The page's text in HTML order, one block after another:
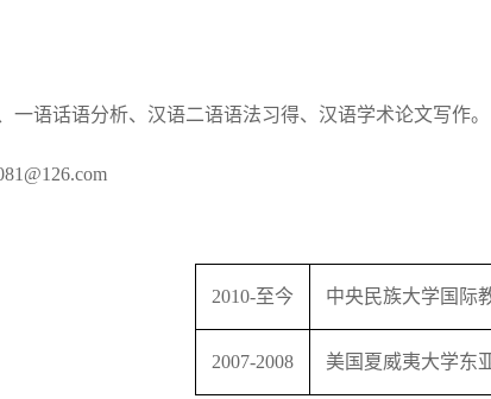
一语话语分析、汉语二语语法习得、汉语学术论文写作。
2010-至今 中央民族大学国际
2007-2008 美国夏威夷大学东